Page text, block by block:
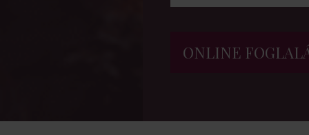
ONLINE